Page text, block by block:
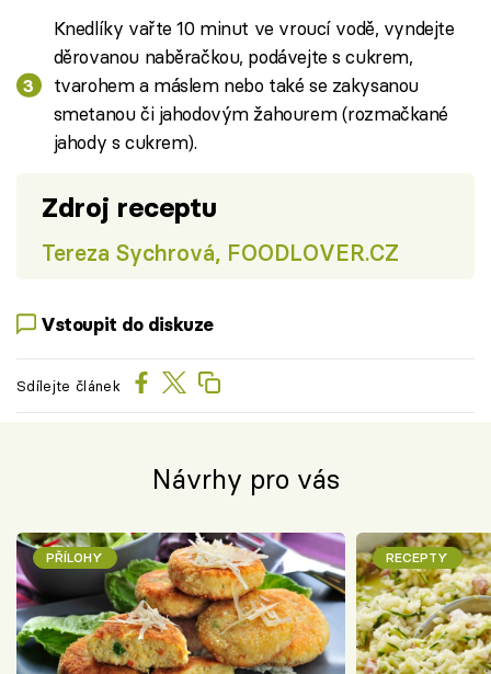
Knedlíky vařte 10 minut ve vroucí vodě, vyndejte
děrovanou naběračkou, podávejte s cukrem,
tvarohem a máslem nebo také se zakysanou
smetanou či jahodovým žahourem (rozmačkané
jahody s cukrem).
Zdroj receptu
Tereza Sychrová, FOODLOVER.CZ
Vstoupit do diskuze
Sdílejte článek
Návrhy pro vás
PŘÍLOHY RECEPTY